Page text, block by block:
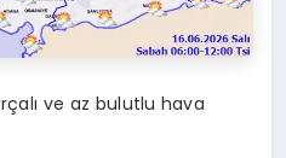
ve az bulutlu hava